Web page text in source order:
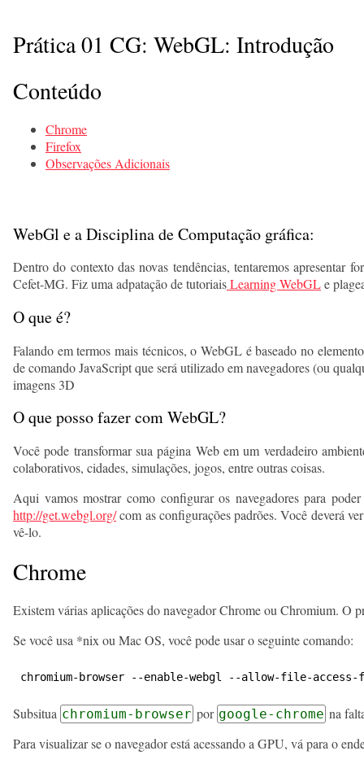
Prática 01 CG: WebGL: Introdução
Conteúdo
Chrome
Firefox
Observações Adicionais
WebGl e a Disciplina de Computação gráfica:
Dentro do contexto das novas tendências, tentaremos
Cefet-MG. Fiz uma adpatação de tutoriaisLearning WebGLe
O que é?
Falando em termos mais técnicos, o WebGL é baseado no
de comando JavaScript que será utilizado em navegadores (ou
imagens 3D
O que posso fazer com WebGL?
Você pode transformar sua página Web em um verdadeiro
colaborativos, cidades, simulações, jogos, entre outras coisas.
Aqui vamos mostrar como configurar os navegadores para
http://get.webgl.org/com as configurações padrões. Você deverá
vê-lo.
Chrome
Existem várias aplicações do navegador Chrome ou Chromium. O
Se você usa *nix ou Mac OS, você pode usar o seguinte comando:
chromium-browser --enable-webgl --allow-file-
Subsitua chromium-browser por google-chrome na
Para visualizar se o navegador está acessando a GPU, vá para o